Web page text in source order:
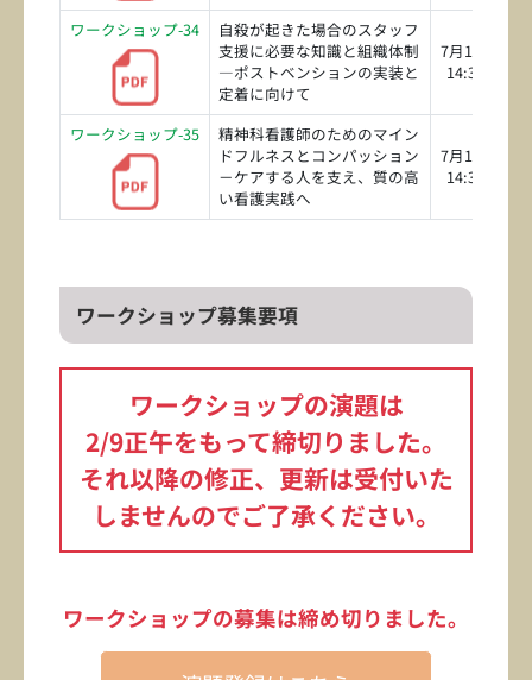
ワークショップ-34
自殺が起きた場合のスタッフ
支援に必要な知識と組織体制
―ポストベンションの実装と
定着に向けて
7月19日（日
14:30～
ワークショップ-35
精神科看護師のためのマイン
ドフルネスとコンパッション
－ケアする人を支え、質の高
い看護実践へ
7月19日（日
14:30～
ワークショップ募集要項
ワークショップの演題は
2/9正午をもって締切りました。
それ以降の修正、更新は受付いた
しませんのでご了承ください。
ワークショップの募集は締め切りました。